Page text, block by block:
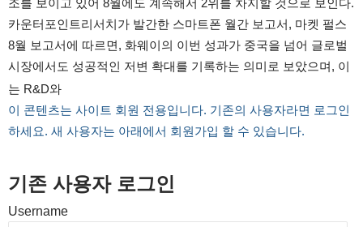
조를 보이고 있어 8월에도 계속해서 2위를 차지할 것으로 보인다.
카운터포인트리서치가 발간한 스마트폰 월간 보고서, 마켓 펄스
8월 보고서에 따르면, 화웨이의 이번 성과가 중국을 넘어 글로벌
시장에서도 성공적인 저변 확대를 기록하는 의미로 보았으며, 이
는 R&D와
이 콘텐츠는 사이트 회원 전용입니다. 기존의 사용자라면 로그인
하세요. 새 사용자는 아래에서 회원가입 할 수 있습니다.
기존 사용자 로그인
Username